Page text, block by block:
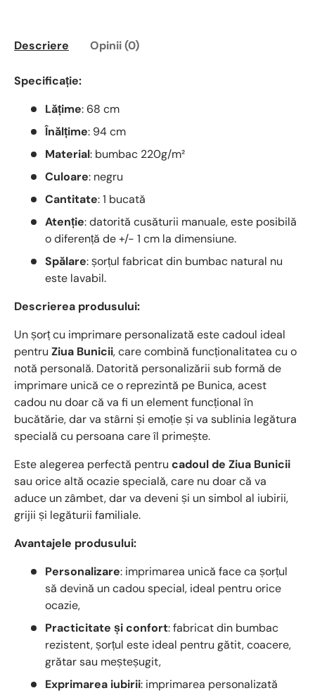
Descriere Opinii (0)
Specificație:
Lățime: 68 cm
Înălțime: 94 cm
Material: bumbac 220g/m²
Culoare: negru
Cantitate: 1 bucată
Atenție: datorită cusăturii manuale, este posibilă
o diferență de +/- 1 cm la dimensiune.
Spălare: șorțul fabricat din bumbac natural nu
este lavabil.
Descrierea produsului:
Un șorț cu imprimare personalizată este cadoul ideal
pentru Ziua Bunicii, care combină funcționalitatea cu o
notă personală. Datorită personalizării sub formă de
imprimare unică ce o reprezintă pe Bunica, acest
cadou nu doar că va fi un element funcțional în
bucătărie, dar va stârni și emoție și va sublinia legătura
specială cu persoana care îl primește.
Este alegerea perfectă pentru cadoul de Ziua Bunicii
sau orice altă ocazie specială, care nu doar că va
aduce un zâmbet, dar va deveni și un simbol al iubirii,
grijii și legăturii familiale.
Avantajele produsului:
Personalizare: imprimarea unică face ca șorțul
să devină un cadou special, ideal pentru orice
ocazie,
Practicitate și confort: fabricat din bumbac
rezistent, șorțul este ideal pentru gătit, coacere,
grătar sau meșteșugit,
Exprimarea iubirii: imprimarea personalizată